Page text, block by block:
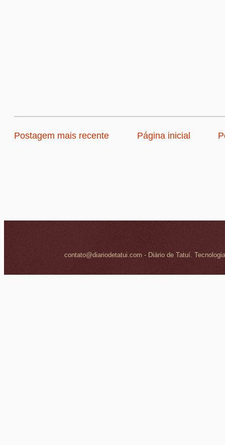
Postagem mais recente Página inicial
contato@diariodetatui.com - Diário de Tatuí.